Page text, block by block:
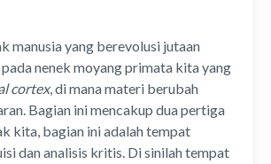
manusia yang berevolusi jutaan
nenek moyang primata kita yang
cortex, di mana materi berubah
Bagian ini mencakup dua pertiga
kita, bagian ini adalah tempat
dan analisis kritis. Di sinilah tempat